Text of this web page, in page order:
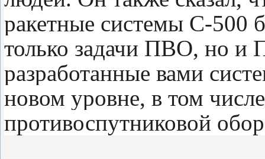
ракетные системы С-500
только задачи ПВО, но и
разработанные вами
новом уровне, в том
противоспутниковой